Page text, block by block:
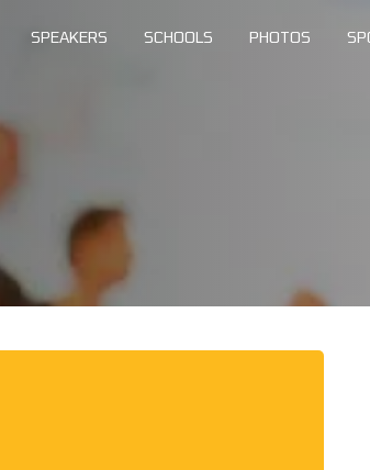
SPEAKERS SCHOOLS PHOTOS